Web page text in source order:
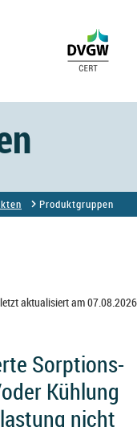
Produktgruppen
aktualisiert am 07.08.2026
Sorptions-
Kühlung
nicht